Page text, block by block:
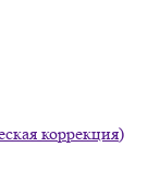
коррекция)